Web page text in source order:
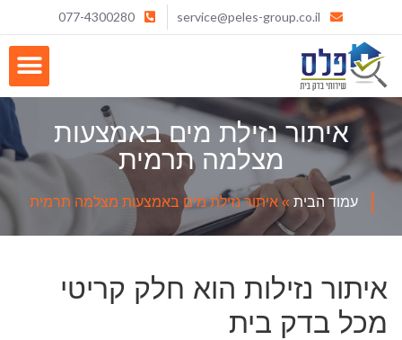
service@peles-group.co.il
077-4300280
איתור נזילת מים באמצעות
מצלמה תרמית
עמוד הבית »איתור נזילת מים באמצעות מצלמה תרמית
איתור נזילות הוא חלק קריטי
מכל בדק בית